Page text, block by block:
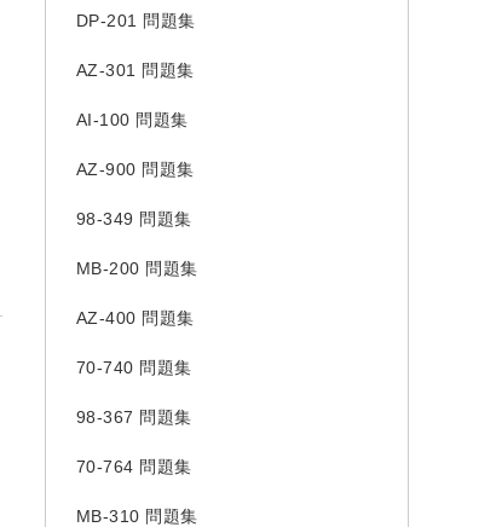
DP-201 問題集
AZ-301 問題集
AI-100 問題集
AZ-900 問題集
98-349 問題集
MB-200 問題集
AZ-400 問題集
70-740 問題集
98-367 問題集
70-764 問題集
MB-310 問題集